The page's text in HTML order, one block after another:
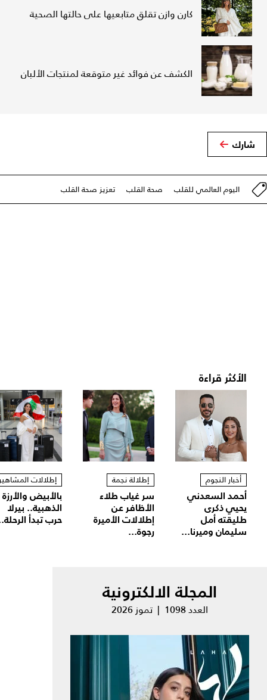
كارن وازن تقلق متابعيها على حالتها الصحية
الكشف عن فوائد غير متوقعة لمنتجات الألبان
شارك
اليوم العالمي للقلب صحة القلب تعزيز صحة القلب
الأكثر قراءة
أخبار النجوم
أحمد السعدني
يحيي ذكرى
طليقته أمل
سليمان وميرنا...
إطلالة نجمة
سر غياب طلاء
الأظافر عن
إطلالات الأميرة
رجوة...
إطلالات
بالأبيض والأرزة
الذهبية.. بيرلا
حرب تبدأ
المجلة الالكترونية
العدد 1098 | تموز 2026